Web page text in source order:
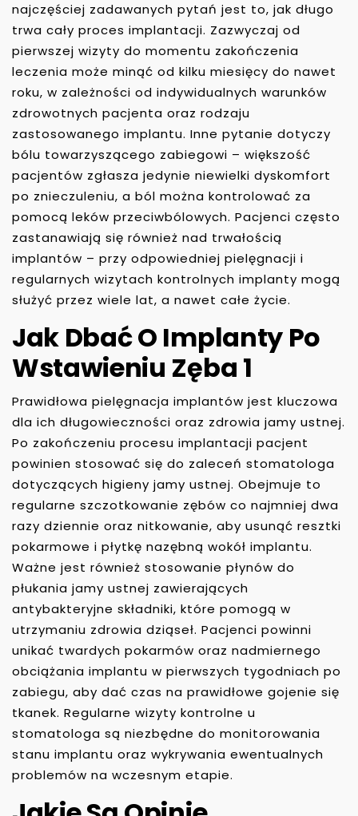
najczęściej zadawanych pytań jest to, jak długo
trwa cały proces implantacji. Zazwyczaj od
pierwszej wizyty do momentu zakończenia
leczenia może minąć od kilku miesięcy do nawet
roku, w zależności od indywidualnych warunków
zdrowotnych pacjenta oraz rodzaju
zastosowanego implantu. Inne pytanie dotyczy
bólu towarzyszącego zabiegowi – większość
pacjentów zgłasza jedynie niewielki dyskomfort
po znieczuleniu, a ból można kontrolować za
pomocą leków przeciwbólowych. Pacjenci często
zastanawiają się również nad trwałością
implantów – przy odpowiedniej pielęgnacji i
regularnych wizytach kontrolnych implanty mogą
służyć przez wiele lat, a nawet całe życie.
Jak Dbać O Implanty Po
Wstawieniu Zęba 1
Prawidłowa pielęgnacja implantów jest kluczowa
dla ich długowieczności oraz zdrowia jamy ustnej.
Po zakończeniu procesu implantacji pacjent
powinien stosować się do zaleceń stomatologa
dotyczących higieny jamy ustnej. Obejmuje to
regularne szczotkowanie zębów co najmniej dwa
razy dziennie oraz nitkowanie, aby usunąć resztki
pokarmowe i płytkę nazębną wokół implantu.
Ważne jest również stosowanie płynów do
płukania jamy ustnej zawierających
antybakteryjne składniki, które pomogą w
utrzymaniu zdrowia dziąseł. Pacjenci powinni
unikać twardych pokarmów oraz nadmiernego
obciążania implantu w pierwszych tygodniach po
zabiegu, aby dać czas na prawidłowe gojenie się
tkanek. Regularne wizyty kontrolne u
stomatologa są niezbędne do monitorowania
stanu implantu oraz wykrywania ewentualnych
problemów na wczesnym etapie.